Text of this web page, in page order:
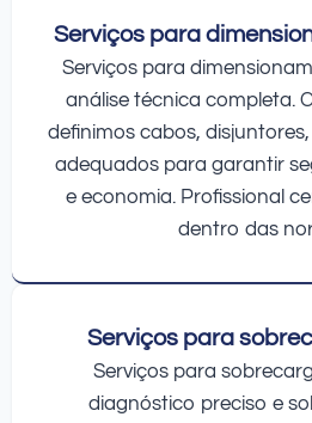
Serviços para
Serviços para
análise técnica completa.
definimos cabos,
adequados para garantir
e economia. Profissional
dentro das
Serviços para
Serviços para
diagnóstico preciso e